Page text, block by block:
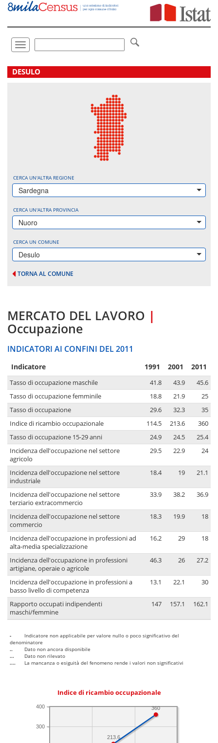
Vai
direttamente
Toggle
navigation
.
DESULO
CERCA UN'ALTRA REGIONE
Sardegna
CERCA UN'ALTRA PROVINCIA
Nuoro
CERCA UN COMUNE
Desulo
TORNA AL COMUNE
MERCATO DEL LAVORO |
Occupazione
INDICATORI AI CONFINI DEL 2011
Indicatore 1991 2001 2011
Tasso di occupazione maschile 41.8 43.9
45.6
Tasso di occupazione femminile
18.8 21.9
25
Tasso di occupazione
29.6 32.3
35
Indice di ricambio occupazionale
114.5 213.6
360
Tasso di occupazione 15-29 anni
24.9 24.5
25.4
Incidenza dell'occupazione nel settore
agricolo
29.5 22.9 24
Incidenza dell'occupazione nel settore
industriale
18.4 19 21.1
Incidenza dell'occupazione nel settore
terziario extracommercio
33.9 38.2 36.9
Incidenza dell'occupazione nel settore
commercio
18.3 19.9 18
Incidenza dell'occupazione in professioni ad
alta-media specializzazione
16.2 29 18
Incidenza dell'occupazione in professioni
artigiane, operaie o agricole
46.3 26 27.2
Incidenza dell'occupazione in professioni a
basso livello di competenza
13.1 22.1 30
Rapporto occupati indipendenti
maschi/femmine
147 157.1 162.1
-
Indicatore non applicabile per valore nullo o poco significativo del
denominatore
..
Dato non ancora disponibile
...
Dato non rilevato
....
La mancanza o esiguità del fenomeno rende i valori non significativi
Indice di ricambio occupazionale
300
400 360
213.6